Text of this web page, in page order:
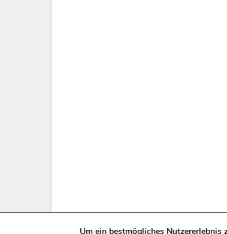
Um ein bestmögliches